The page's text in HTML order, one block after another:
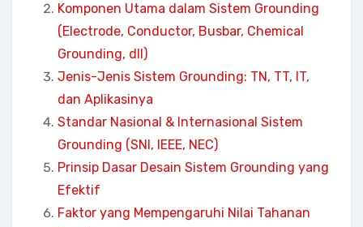
Komponen Utama dalam Sistem Grounding
(Electrode, Conductor, Busbar, Chemical
Grounding, dll)
Jenis-Jenis Sistem Grounding: TN, TT, IT,
dan Aplikasinya
Standar Nasional & Internasional Sistem
Grounding (SNI, IEEE, NEC)
Prinsip Dasar Desain Sistem Grounding yang
Efektif
Faktor yang Mempengaruhi Nilai Tahanan